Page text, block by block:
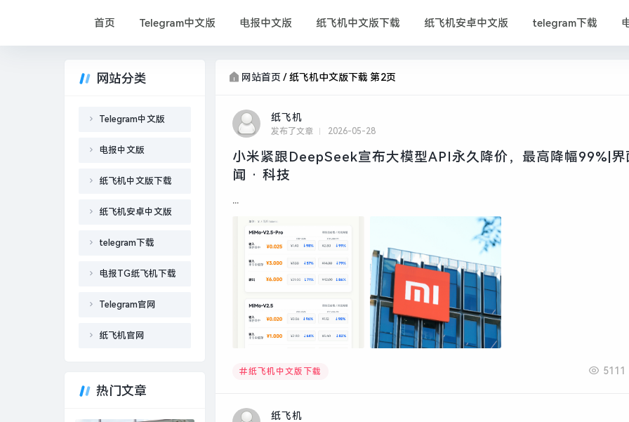
首页 Telegram中文版 电报中文版 纸飞机中文版下载 纸飞机安卓中文版 telegram下载
网站首页 /纸飞机中文版下载 第2页
纸飞机
发布了文章 2026-05-28
小米紧跟DeepSeek宣布大模型API永久降价，最高降幅99%|界
闻 · 科技
...
纸飞机中文版下载 5111
纸飞机
网站分类
Telegram中文版
电报中文版
纸飞机中文版下载
纸飞机安卓中文版
telegram下载
电报TG纸飞机下载
Telegram官网
纸飞机官网
热门文章